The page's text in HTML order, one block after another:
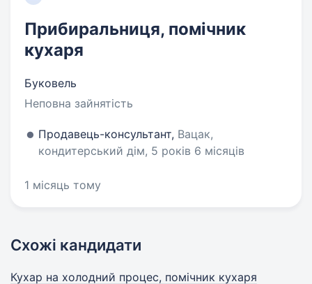
Прибиральниця, помічник
кухаря
Буковель
Неповна зайнятість
Продавець-консультант, Вацак,
кондитерський дім, 5 років 6 місяців
1 місяць тому
Схожі кандидати
Кухар на холодний процес, помічник кухаря